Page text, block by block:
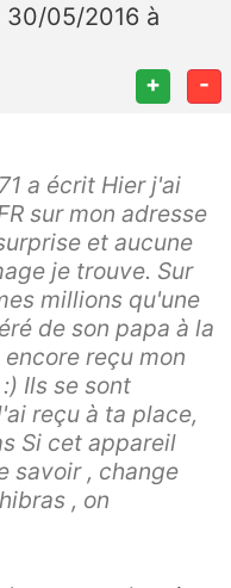
30/05/2016 à
+ -
a écrit Hier j'ai
sur mon adresse
et aucune
je trouve. Sur
millions qu'une
de son papa à la
reçu mon
Ils se sont
reçu à ta place,
Si cet appareil
savoir , change
, on